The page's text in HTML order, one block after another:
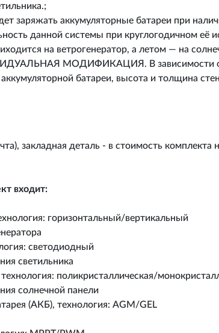
заряжать аккумуляторные батареи при
данной системы при круглогодичном её
на ветрогенератор, а летом — на
МОДИФИКАЦИЯ. В зависимости от
батареи, высота и толщина
закладная деталь - в стоимость комплекта
входит:
горизонтальный/вертикальный
светодиодный
светильника
поликристаллическая/
солнечной панели
(АКБ), технология: AGM/GEL